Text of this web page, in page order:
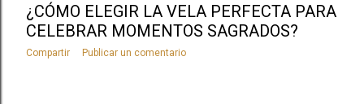
¿CÓMO ELEGIR LA VELA PERFECTA PARA
CELEBRAR MOMENTOS SAGRADOS?
Compartir Publicar un comentario